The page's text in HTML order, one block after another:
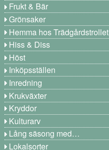
Frukt & Bär
Grönsaker
Hemma hos Trädgårdstrollet
Hiss & Diss
Höst
Inköpsställen
Inredning
Krukväxter
Kryddor
Kulturarv
Lång säsong med…
Lokalsorter